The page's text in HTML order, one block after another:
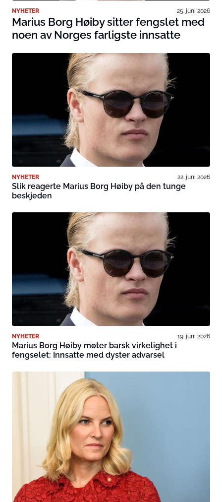
NYHETER 25. juni 2026
Marius Borg Høiby sitter fengslet med
noen av Norges farligste innsatte
NYHETER 22. juni 2026
Slik reagerte Marius Borg Høiby på den tunge
beskjeden
NYHETER 19. juni 2026
Marius Borg Høiby møter barsk virkelighet i
fengselet: Innsatte med dyster advarsel